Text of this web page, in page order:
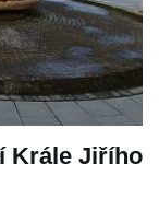
Krále Jiřího